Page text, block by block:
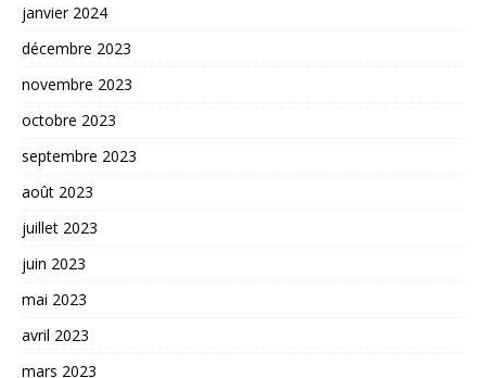
janvier 2024
décembre 2023
novembre 2023
octobre 2023
septembre 2023
août 2023
juillet 2023
juin 2023
mai 2023
avril 2023
mars 2023